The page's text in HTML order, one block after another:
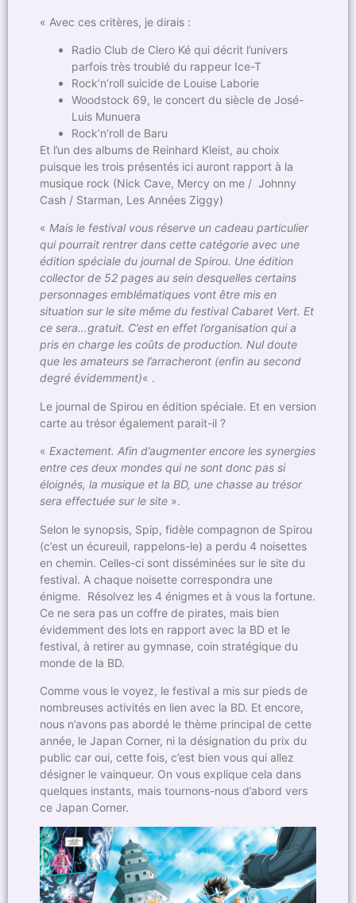
« Avec ces critères, je dirais :
Radio Club de Clero Ké qui décrit l’univers
parfois très troublé du rappeur Ice-T
Rock’n’roll suicide de Louise Laborie
Woodstock 69, le concert du siècle de José-
Luis Munuera
Rock’n’roll de Baru
Et l’un des albums de Reinhard Kleist, au choix
puisque les trois présentés ici auront rapport à la
musique rock (Nick Cave, Mercy on me / Johnny
Cash / Starman, Les Années Ziggy)
« Mais le festival vous réserve un cadeau particulier
qui pourrait rentrer dans cette catégorie avec une
édition spéciale du journal de Spirou. Une édition
collector de 52 pages au sein desquelles certains
personnages emblématiques vont être mis en
situation sur le site même du festival Cabaret Vert. Et
ce sera…gratuit. C’est en effet l’organisation qui a
pris en charge les coûts de production. Nul doute
que les amateurs se l’arracheront (enfin au second
degré évidemment)« .
Le journal de Spirou en édition spéciale. Et en version
carte au trésor également parait-il ?
« Exactement. Afin d’augmenter encore les synergies
entre ces deux mondes qui ne sont donc pas si
éloignés, la musique et la BD, une chasse au trésor
sera effectuée sur le site ».
Selon le synopsis, Spip, fidèle compagnon de Spirou
(c’est un écureuil, rappelons-le) a perdu 4 noisettes
en chemin. Celles-ci sont disséminées sur le site du
festival. A chaque noisette correspondra une
énigme. Résolvez les 4 énigmes et à vous la fortune.
Ce ne sera pas un coffre de pirates, mais bien
évidemment des lots en rapport avec la BD et le
festival, à retirer au gymnase, coin stratégique du
monde de la BD.
Comme vous le voyez, le festival a mis sur pieds de
nombreuses activités en lien avec la BD. Et encore,
nous n’avons pas abordé le thème principal de cette
année, le Japan Corner, ni la désignation du prix du
public car oui, cette fois, c’est bien vous qui allez
désigner le vainqueur. On vous explique cela dans
quelques instants, mais tournons-nous d’abord vers
ce Japan Corner.